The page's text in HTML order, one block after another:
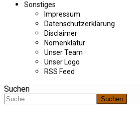
Sonstiges
Impressum
Datenschutzerklärung
Disclaimer
Nomenklatur
Unser Team
Unser Logo
RSS Feed
Suchen
Suchen